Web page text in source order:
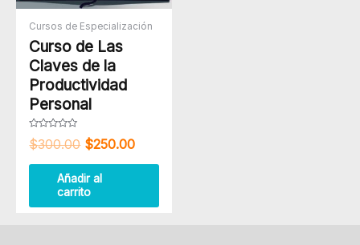
Cursos de Especialización
Curso de Las
Claves de la
Productividad
Personal
Valorado
con
de
$300.00 $250.00
Añadir al
carrito